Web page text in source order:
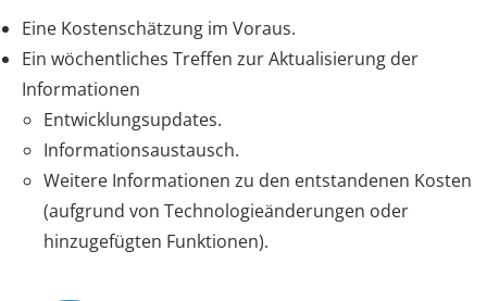
Eine Kostenschätzung im Voraus.
Ein wöchentliches Treffen zur Aktualisierung der
Informationen
Entwicklungsupdates.
Informationsaustausch.
Weitere Informationen zu den entstandenen Kosten
(aufgrund von Technologieänderungen oder
hinzugefügten Funktionen).